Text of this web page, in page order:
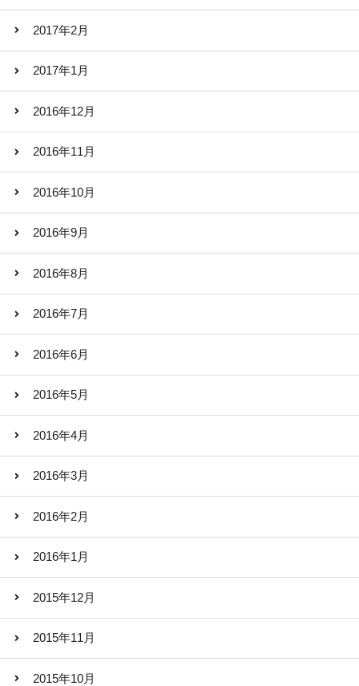
2017年2月
2017年1月
2016年12月
2016年11月
2016年10月
2016年9月
2016年8月
2016年7月
2016年6月
2016年5月
2016年4月
2016年3月
2016年2月
2016年1月
2015年12月
2015年11月
2015年10月